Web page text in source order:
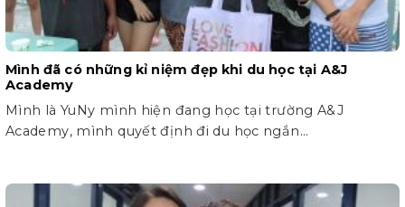
Mình đã có những kỉ niệm đẹp khi du học tại A&J
Academy
Mình là YuNy mình hiện đang học tại trường A&J
Academy, mình quyết định đi du học ngắn...